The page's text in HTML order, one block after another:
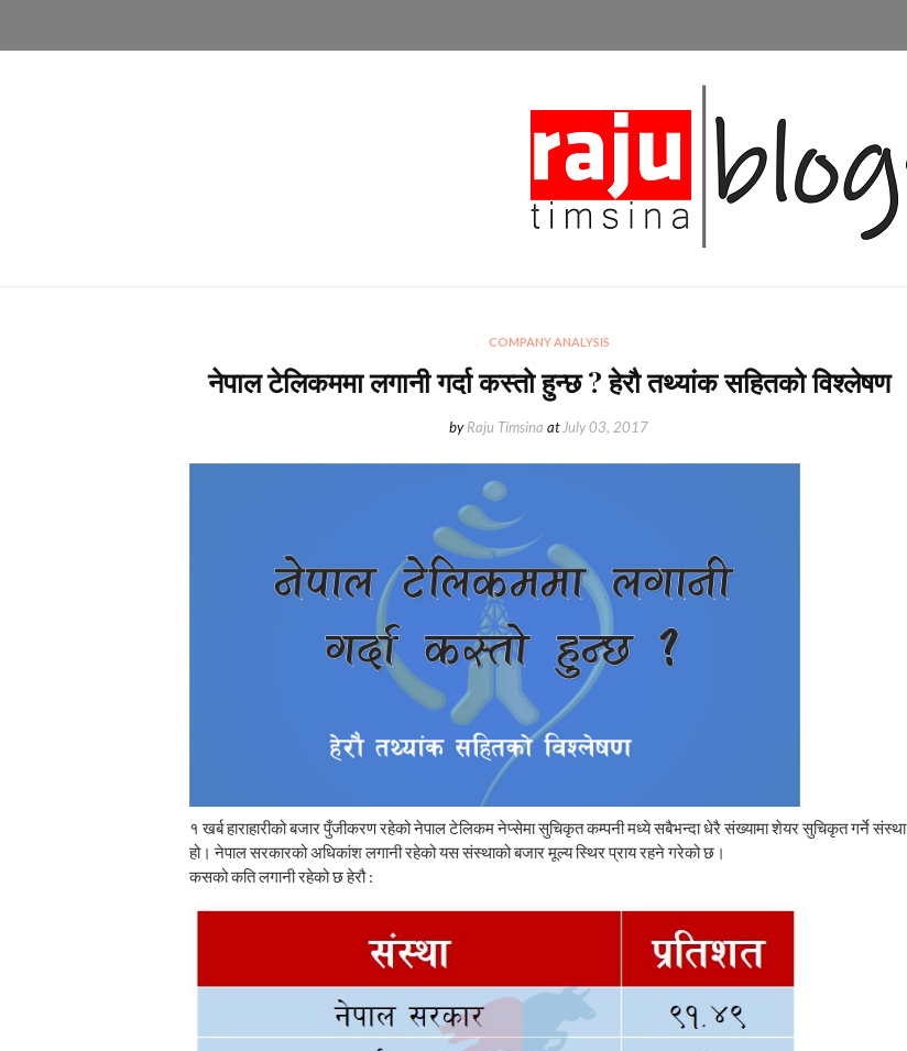
COMPANY ANALYSIS
नेपाल टेलिकममा लगानी गर्दा कस्तो हुन्छ ? हेरौ तथ्यांक सहितको विश्लेषण
by Raju Timsina atJuly 03, 2017
१ खर्ब हाराहारीको बजार पुँजीकरण रहेको नेपाल टेलिकम नेप्सेमा सुचिकृत कम्पनी मध्ये सबैभन्दा धेरै संख्यामा शेयर सुचिकृत गर्ने संस्था
हो। नेपाल सरकारको अधिकांश लगानी रहेको यस संस्थाको बजार मूल्य स्थिर प्राय रहने गरेको छ।
कसको कति लगानी रहेको छ हेरौ :